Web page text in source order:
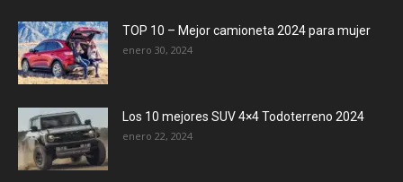
TOP 10 – Mejor camioneta 2024 para mujer
enero 30, 2024
Los 10 mejores SUV 4×4 Todoterreno 2024
enero 22, 2024